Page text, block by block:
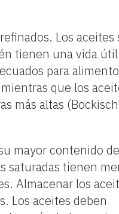
Los aceites
tienen una vida
para
que los
más altas (Bockisch
mayor contenido de
saturadas tienen
Almacenar los
Los aceites deben